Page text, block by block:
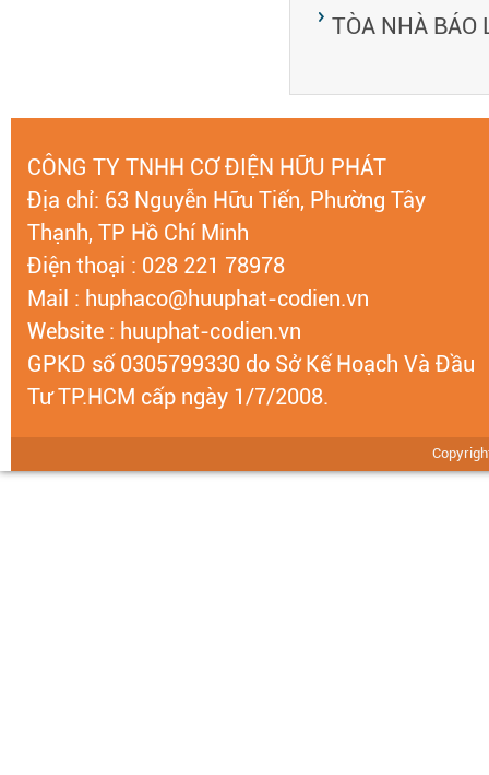
TÒA NHÀ BÁO
CÔNG TY TNHH CƠ ĐIỆN HỮU PHÁT
Địa chỉ: 63 Nguyễn Hữu Tiến, Phường Tây
Thạnh, TP Hồ Chí Minh
Điện thoại : 028 221 78978
Mail : huphaco@huuphat-codien.vn
Website : huuphat-codien.vn
GPKD số 0305799330 do Sở Kế Hoạch Và Đầu
Tư TP.HCM cấp ngày 1/7/2008.